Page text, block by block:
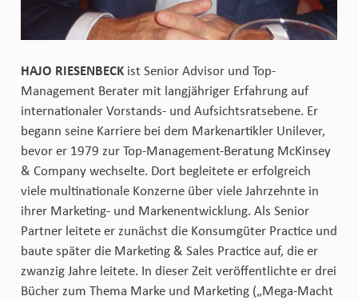
HAJO RIESENBECKist Senior Advisor und Top-
Management Berater mit langjähriger Erfahrung auf
internationaler Vorstands- und Aufsichtsratsebene. Er
begann seine Karriere bei dem Markenartikler Unilever,
bevor er 1979 zur Top-Management-Beratung McKinsey
& Company wechselte. Dort begleitete er erfolgreich
viele multinationale Konzerne über viele Jahrzehnte in
ihrer Marketing- und Markenentwicklung. Als Senior
Partner leitete er zunächst die Konsumgüter Practice und
baute später die Marketing & Sales Practice auf, die er
zwanzig Jahre leitete. In dieser Zeit veröffentlichte er drei
Bücher zum Thema Marke und Marketing („Mega-Macht